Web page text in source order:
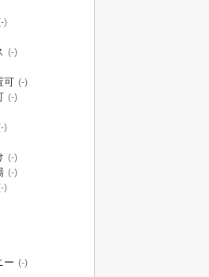
)
(-)
可 (-)
(-)
)
(-)
(-)
)
ー (-)